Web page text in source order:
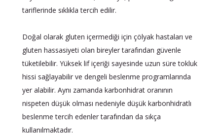
tariflerinde sıklıkla tercih edilir.
Doğal olarak gluten içermediği için çölyak hastaları ve
gluten hassasiyeti olan bireyler tarafından güvenle
tüketilebilir. Yüksek lif içeriği sayesinde uzun süre tokluk
hissi sağlayabilir ve dengeli beslenme programlarında
yer alabilir. Aynı zamanda karbonhidrat oranının
nispeten düşük olması nedeniyle düşük karbonhidratlı
beslenme tercih edenler tarafından da sıkça
kullanılmaktadır.